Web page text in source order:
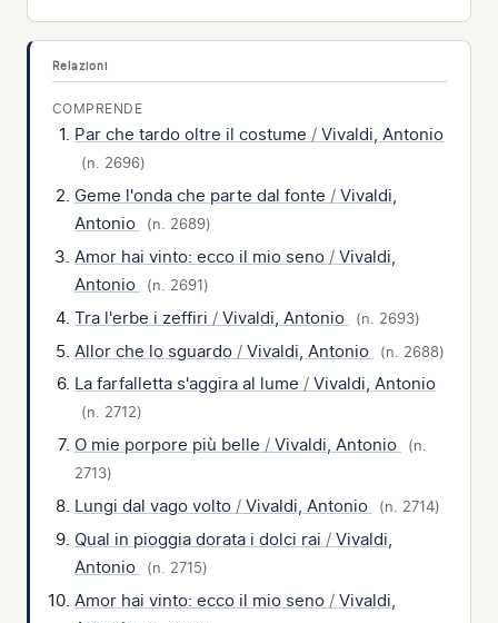
Relazioni
COMPRENDE
Par che tardo oltre il costume / Vivaldi, Antonio
(n. 2696)
Geme l'onda che parte dal fonte / Vivaldi,
Antonio
(n. 2689)
Amor hai vinto: ecco il mio seno / Vivaldi,
Antonio
(n. 2691)
Tra l'erbe i zeffiri / Vivaldi, Antonio (n. 2693)
Allor che lo sguardo / Vivaldi, Antonio (n. 2688)
La farfalletta s'aggira al lume / Vivaldi, Antonio
(n. 2712)
O mie porpore più belle / Vivaldi, Antonio
(n.
2713)
Lungi dal vago volto / Vivaldi, Antonio (n. 2714)
Qual in pioggia dorata i dolci rai / Vivaldi,
Antonio
(n. 2715)
Amor hai vinto: ecco il mio seno / Vivaldi,